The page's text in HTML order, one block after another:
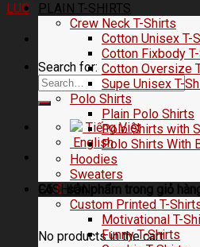
Search for:
Tiếng Việt
English
Có0 sản phẩm trong giỏ
No products in the cart.
PLAIN T-SHIRTS
Crew Neck T-Shirts
Cotton Unisex T-
Cotton Fixbody
Cotton Oversize
Supe Unisex T-
Polo Shirts
Plain Polo Shirts
Polo Shirts with
Polo Shirts With
Hoodies
Sweaters
FASHION
Custom Printed T-
Motivational T-
Funny T-Shirts